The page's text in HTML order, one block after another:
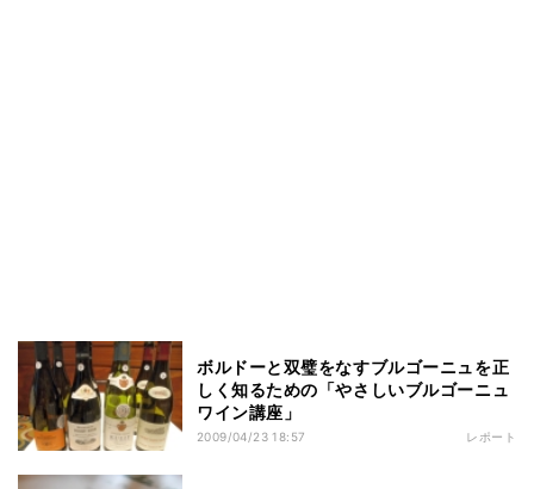
ボルドーと双璧をなすブルゴーニュを正
しく知るための「やさしいブルゴーニュ
ワイン講座」
2009/04/23 18:57 レポート